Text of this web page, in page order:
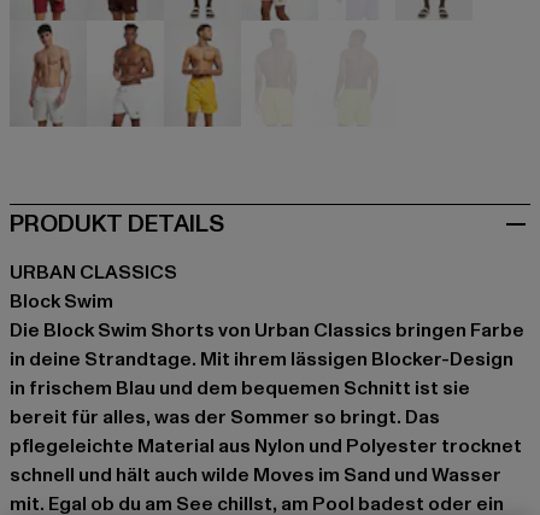
rot rot rot
PRODUKT DETAILS
URBAN CLASSICS
Block Swim
Die Block Swim Shorts von Urban Classics bringen Farbe
in deine Strandtage. Mit ihrem lässigen Blocker-Design
in frischem Blau und dem bequemen Schnitt ist sie
bereit für alles, was der Sommer so bringt. Das
pflegeleichte Material aus Nylon und Polyester trocknet
schnell und hält auch wilde Moves im Sand und Wasser
mit. Egal ob du am See chillst, am Pool badest oder ein